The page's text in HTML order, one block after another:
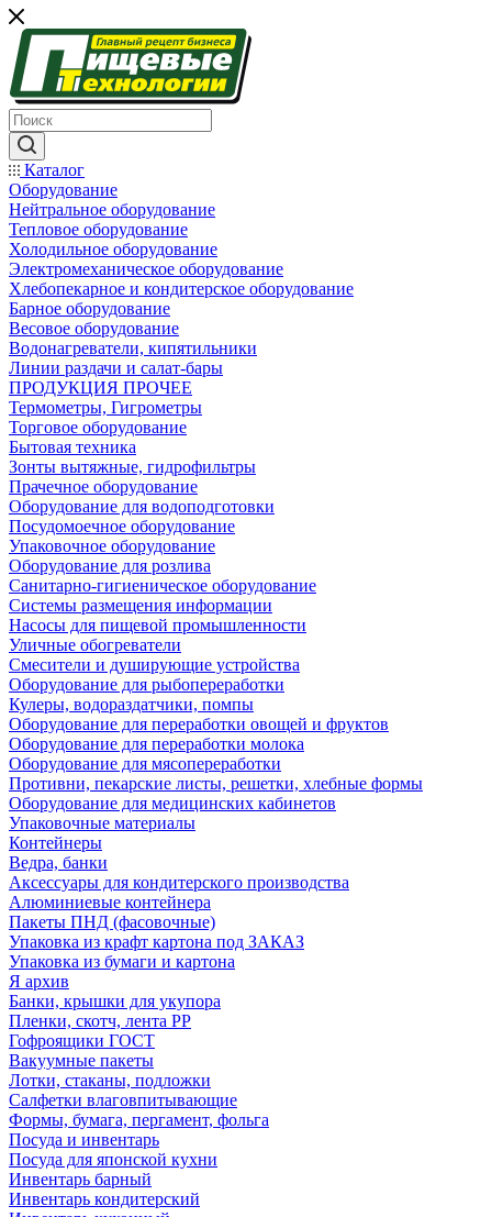
Каталог
Оборудование
Нейтральное оборудование
Тепловое оборудование
Холодильное оборудование
Электромеханическое оборудование
Хлебопекарное и кондитерское оборудование
Барное оборудование
Весовое оборудование
Водонагреватели, кипятильники
Линии раздачи и салат-бары
ПРОДУКЦИЯ ПРОЧЕЕ
Термометры, Гигрометры
Торговое оборудование
Бытовая техника
Зонты вытяжные, гидрофильтры
Прачечное оборудование
Оборудование для водоподготовки
Посудомоечное оборудование
Упаковочное оборудование
Оборудование для розлива
Санитарно-гигиеническое оборудование
Системы размещения информации
Насосы для пищевой промышленности
Уличные обогреватели
Смесители и душирующие устройства
Оборудование для рыбопереработки
Кулеры, водораздатчики, помпы
Оборудование для переработки овощей и фруктов
Оборудование для переработки молока
Оборудование для мясопереработки
Противни, пекарские листы, решетки, хлебные формы
Оборудование для медицинских кабинетов
Упаковочные материалы
Контейнеры
Ведра, банки
Аксессуары для кондитерского производства
Алюминиевые контейнера
Пакеты ПНД (фасовочные)
Упаковка из крафт картона под ЗАКАЗ
Упаковка из бумаги и картона
Я архив
Банки, крышки для укупора
Пленки, скотч, лента РР
Гофроящики ГОСТ
Вакуумные пакеты
Лотки, стаканы, подложки
Салфетки влаговпитывающие
Формы, бумага, пергамент, фольга
Посуда и инвентарь
Посуда для японской кухни
Инвентарь барный
Инвентарь кондитерский